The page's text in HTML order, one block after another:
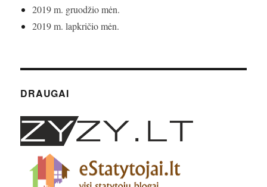
2019 m. gruodžio mėn.
2019 m. lapkričio mėn.
DRAUGAI